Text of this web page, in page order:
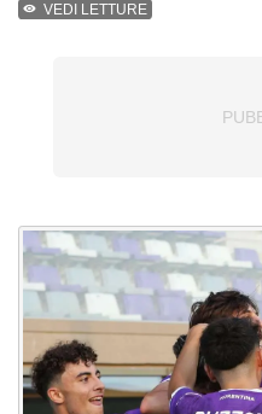
VEDI LETTURE